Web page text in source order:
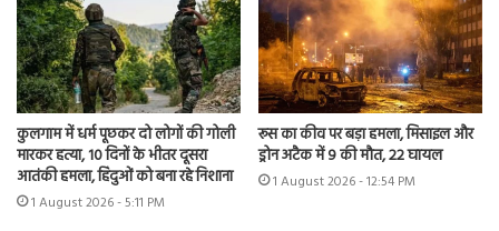
कुलगाम में धर्म पूछकर दो लोगों की गोली
मारकर हत्या, 10 दिनों के भीतर दूसरा
आतंकी हमला, हिंदुओं को बना रहे निशाना
1 August 2026 - 5:11 PM
रूस का कीव पर बड़ा हमला, मिसाइल और
ड्रोन अटैक में 9 की मौत, 22 घायल
1 August 2026 - 12:54 PM